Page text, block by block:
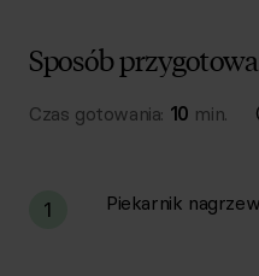
Sposób
Czas gotowania: 10 min.
1 Piekarnik